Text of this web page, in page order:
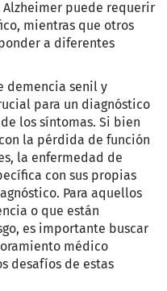
puede requerir
mientras que otros
a diferentes
demencia senil y
para un diagnóstico
los síntomas. Si bien
la pérdida de función
la enfermedad de
con sus propias
Para aquellos
o que están
es importante buscar
médico
desafíos de estas